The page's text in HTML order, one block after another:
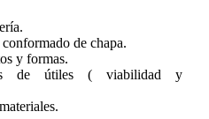
de chapa.
y formas.
de útiles ( viabilidad y